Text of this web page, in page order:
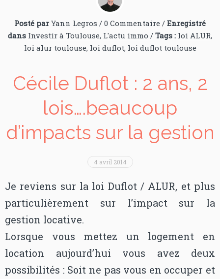
Posté par Yann Legros / 0 Commentaire / Enregistré
dans Investir à Toulouse, L'actu immo / Tags : loi ALUR,
loi alur toulouse, loi duflot, loi duflot toulouse
Cécile Duflot : 2 ans, 2
lois….beaucoup
d’impacts sur la gestion
4 avril 2014
Je reviens sur la loi Duflot / ALUR, et plus
particulièrement sur l’impact sur la
gestion locative.
Lorsque vous mettez un logement en
location aujourd’hui vous avez deux
possibilités : Soit ne pas vous en occuper et